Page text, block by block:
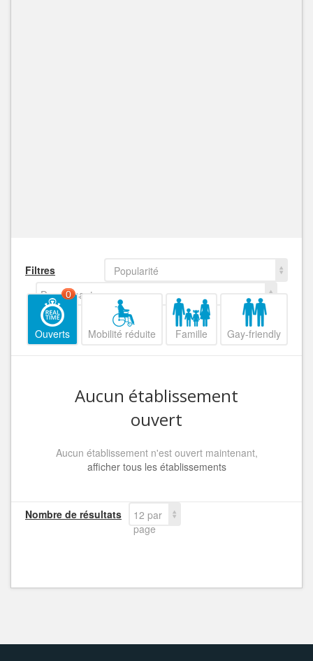
Filtres
Popularité
Decroissant
Ouverts
0
Mobilité réduite Famille Gay-friendly
Aucun établissement
ouvert
Aucun établissement n'est ouvert maintenant,
afficher tous les établissements
Nombre de résultats
12 par
page